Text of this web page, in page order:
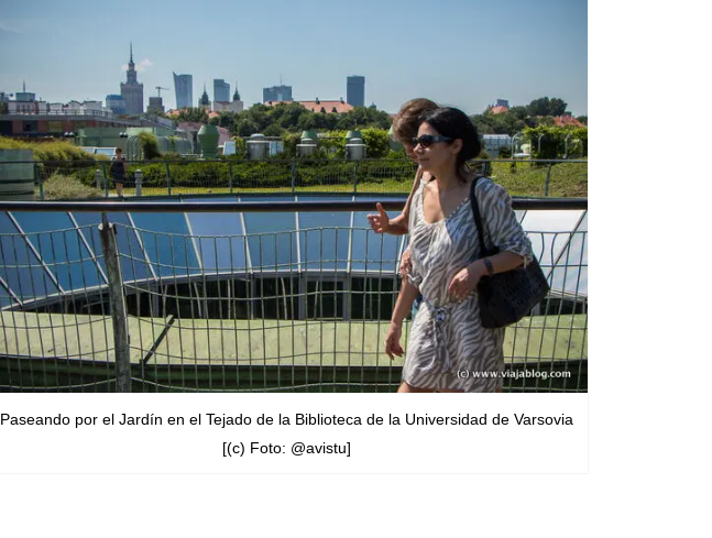
Paseando por el Jardín en el Tejado de la Biblioteca de la Universidad de Varsovia
[(c) Foto: @avistu]